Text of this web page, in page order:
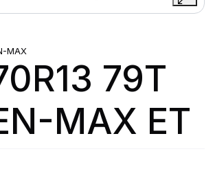
MAX
79T
MAX ET